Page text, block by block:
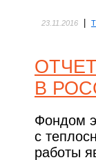
23.11.2016
В
Фондом
с
работы